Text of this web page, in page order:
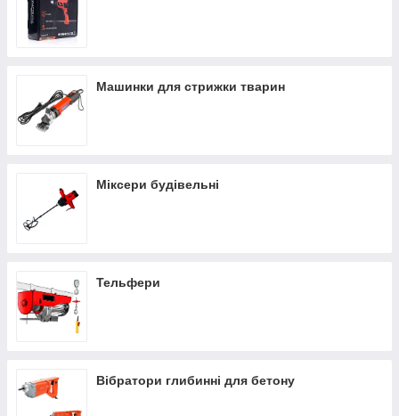
Машинки для стрижки тварин
Міксери будівельні
Тельфери
Вібратори глибинні для бетону